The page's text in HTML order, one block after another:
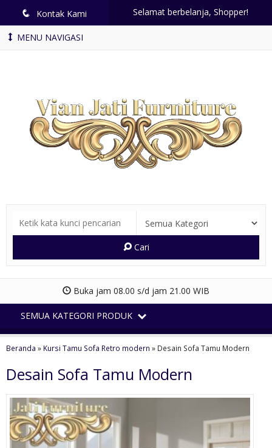
q Kontak Kami Selamat berbelanja, Shopper!
MENU NAVIGASI
Cari
Buka jam 08.00 s/d jam 21.00 WIB
SEMUA KATEGORI PRODUK
Beranda » Kursi Tamu Sofa Retro modern » Desain Sofa Tamu Modern
Desain Sofa Tamu Modern